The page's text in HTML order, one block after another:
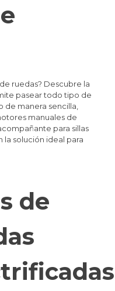
ruedas? Descubre la
pasear todo tipo de
de manera sencilla,
manuales de
para sillas
la solución ideal para
de